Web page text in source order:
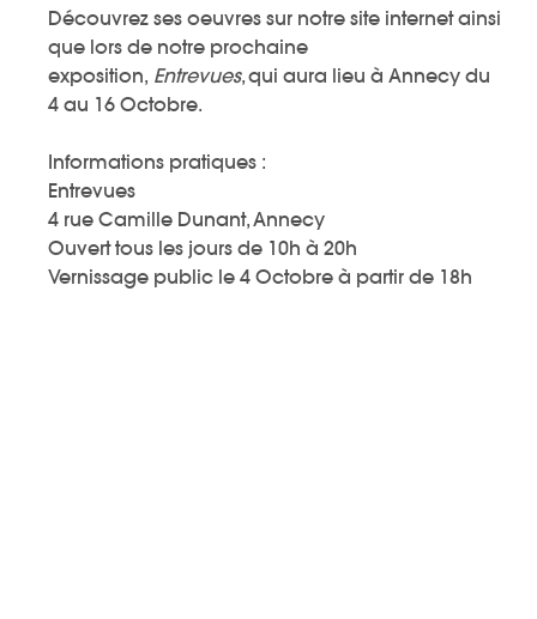
Découvrez ses oeuvres sur notre site internet ainsi
que lors de notre prochaine
exposition, Entrevues, qui aura lieu à Annecy du
4 au 16 Octobre.
Informations pratiques :
Entrevues
4 rue Camille Dunant, Annecy
Ouvert tous les jours de 10h à 20h
Vernissage public le 4 Octobre à partir de 18h